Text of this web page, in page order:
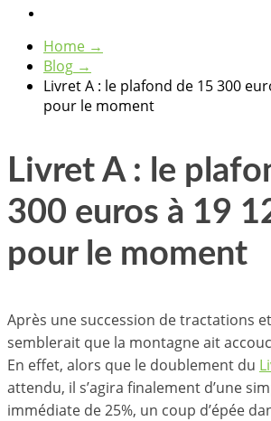
Home →
Blog →
Livret A : le plafond de 15 300
pour le moment
Livret A : le
300 euros à 19
pour le moment
Après une succession de tractations
semblerait que la montagne ait
En effet, alors que le doublement du
attendu, il s’agira finalement d’une
immédiate de 25%, un coup d’épée